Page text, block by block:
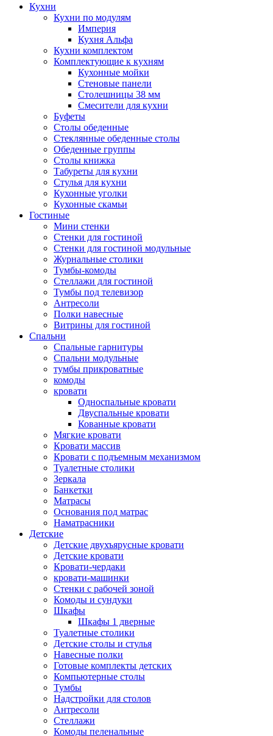
Кухни
Кухни по модулям
Империя
Кухня Альфа
Кухни комплектом
Комплектующие к кухням
Кухонные мойки
Стеновые панели
Столешницы 38 мм
Смесители для кухни
Буфеты
Столы обеденные
Стеклянные обеденные столы
Обеденные группы
Столы книжка
Табуреты для кухни
Стулья для кухни
Кухонные уголки
Кухонные скамьи
Гостиные
Мини стенки
Стенки для гостиной
Стенки для гостиной модульные
Журнальные столики
Тумбы-комоды
Стеллажи для гостиной
Тумбы под телевизор
Антресоли
Полки навесные
Витрины для гостиной
Спальни
Спальные гарнитуры
Спальни модульные
тумбы прикроватные
комоды
кровати
Односпальные кровати
Двуспальные кровати
Кованные кровати
Мягкие кровати
Кровати массив
Кровати с подъемным механизмом
Туалетные столики
Зеркала
Банкетки
Матрасы
Основания под матрас
Наматрасники
Детские
Детские двухъярусные кровати
Детские кровати
Кровати-чердаки
кровати-машинки
Стенки с рабочей зоной
Комоды и сундуки
Шкафы
Шкафы 1 дверные
Туалетные столики
Детские столы и стулья
Навесные полки
Готовые комплекты детских
Компьютерные столы
Тумбы
Надстройки для столов
Антресоли
Стеллажи
Комоды пеленальные